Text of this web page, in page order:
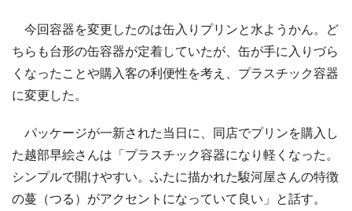
今回容器を変更したのは缶入りプリンと水ようかん。ど
ちらも台形の缶容器が定着していたが、缶が手に入りづら
くなったことや購入客の利便性を考え、プラスチック容器
に変更した。
パッケージが一新された当日に、同店でプリンを購入し
た越部早絵さんは「プラスチック容器になり軽くなった。
シンプルで開けやすい。ふたに描かれた駿河屋さんの特徴
の蔓（つる）がアクセントになっていて良い」と話す。